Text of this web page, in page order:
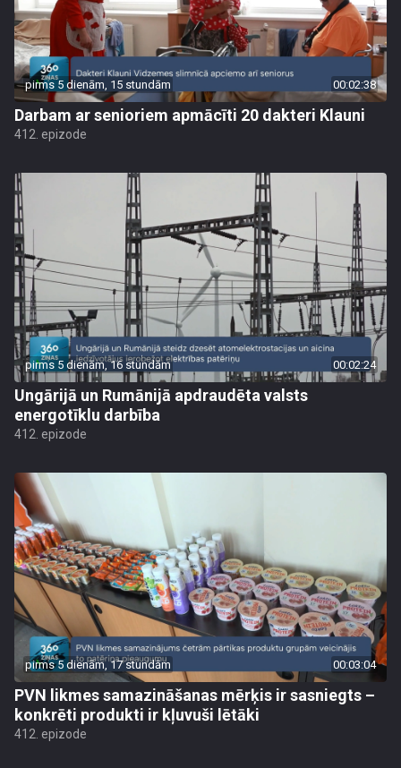
pirms 5 dienām, 15 stundām 00:02:38
Darbam ar senioriem apmācīti 20 dakteri Klauni
412. epizode
pirms 5 dienām, 16 stundām 00:02:24
Ungārijā un Rumānijā apdraudēta valsts
energotīklu darbība
412. epizode
pirms 5 dienām, 17 stundām 00:03:04
PVN likmes samazināšanas mērķis ir sasniegts –
konkrēti produkti ir kļuvuši lētāki
412. epizode